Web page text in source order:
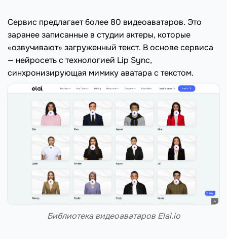
Сервис предлагает более 80 видеоаватаров. Это
заранее записанные в студии актеры, которые
«озвучивают» загруженный текст. В основе сервиса
— нейросеть с технологией Lip Sync,
синхронизирующая мимику аватара с текстом.
Библиотека видеоаватаров Elai.io